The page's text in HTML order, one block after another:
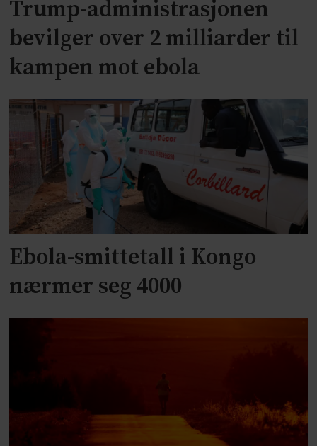
Trump-administrasjonen
bevilger over 2 milliarder til
kampen mot ebola
Ebola-smittetall i Kongo
nærmer seg 4000